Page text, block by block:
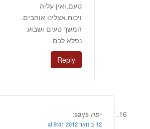
טעם,ואין עליה
ויכוח.אצלינו אוהבים.
המשך טעים ושבוע
נפלא לכם
Reply
יפה says:
12 בינואר 2012 at 9:41